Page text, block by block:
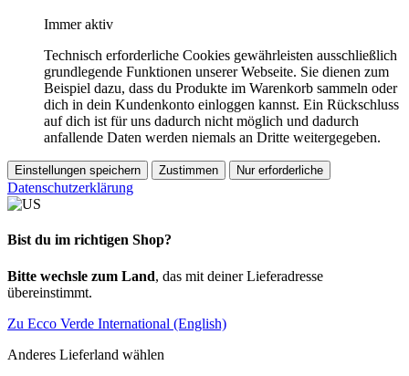
Immer aktiv
Technisch erforderliche Cookies gewährleisten ausschließlich
grundlegende Funktionen unserer Webseite. Sie dienen zum
Beispiel dazu, dass du Produkte im Warenkorb sammeln oder
dich in dein Kundenkonto einloggen kannst. Ein Rückschluss
auf dich ist für uns dadurch nicht möglich und dadurch
anfallende Daten werden niemals an Dritte weitergegeben.
Einstellungen speichern Zustimmen Nur erforderliche
Datenschutzerklärung
Bist du im richtigen Shop?
Bitte wechsle zum Land, das mit deiner Lieferadresse
übereinstimmt.
Zu Ecco Verde International (English)
Anderes Lieferland wählen